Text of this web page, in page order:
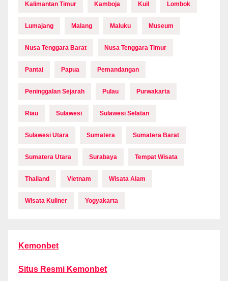
Kalimantan Timur Kamboja Kuil Lombok
Lumajang Malang Maluku Museum
Nusa Tenggara Barat Nusa Tenggara Timur
Pantai Papua Pemandangan
Peninggalan Sejarah Pulau Purwakarta
Riau Sulawesi Sulawesi Selatan
Sulawesi Utara Sumatera Sumatera Barat
Sumatera Utara Surabaya Tempat Wisata
Thailand Vietnam Wisata Alam
Wisata Kuliner Yogyakarta
Kemonbet
Situs Resmi Kemonbet